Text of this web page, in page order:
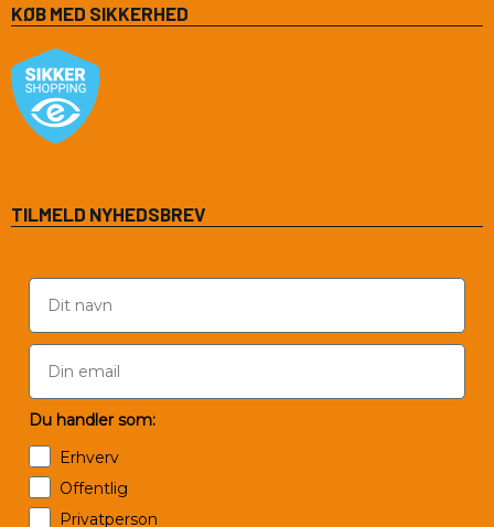
KØB MED SIKKERHED
TILMELD NYHEDSBREV
Du handler som:
Erhverv
Offentlig
Privatperson